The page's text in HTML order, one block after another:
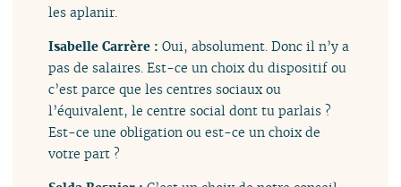
les aplanir.
Isabelle Carrère :Oui, absolument. Donc il n’y a
pas de salaires. Est-ce un choix du dispositif ou
c’est parce que les centres sociaux ou
l’équivalent, le centre social dont tu parlais ?
Est-ce une obligation ou est-ce un choix de
votre part ?